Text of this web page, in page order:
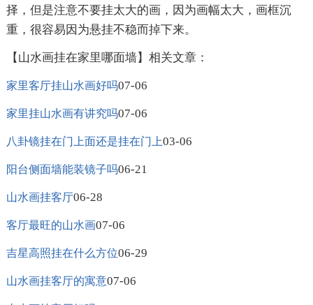
择，但是注意不要挂太大的画，因为画幅太大，画框沉
重，很容易因为悬挂不稳而掉下来。
【山水画挂在家里哪面墙】相关文章：
家里客厅挂山水画好吗07-06
家里挂山水画有讲究吗07-06
八卦镜挂在门上面还是挂在门上03-06
阳台侧面墙能装镜子吗06-21
山水画挂客厅06-28
客厅最旺的山水画07-06
吉星高照挂在什么方位06-29
山水画挂客厅的寓意07-06